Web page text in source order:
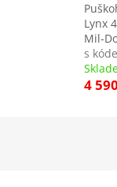
Lynx
Mil-
s
4